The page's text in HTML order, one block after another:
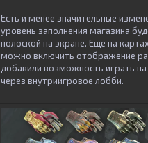
Есть и менее значительные
уровень заполнения магазина
полоской на экране. Еще на
можно включить отображение
добавили возможность играть
через внутриигровое лобби.